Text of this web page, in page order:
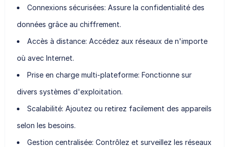
Connexions sécurisées: Assure la confidentialité des
données grâce au chiffrement.
Accès à distance: Accédez aux réseaux de n'importe
où avec Internet.
Prise en charge multi-plateforme: Fonctionne sur
divers systèmes d'exploitation.
Scalabilité: Ajoutez ou retirez facilement des appareils
selon les besoins.
Gestion centralisée: Contrôlez et surveillez les réseaux